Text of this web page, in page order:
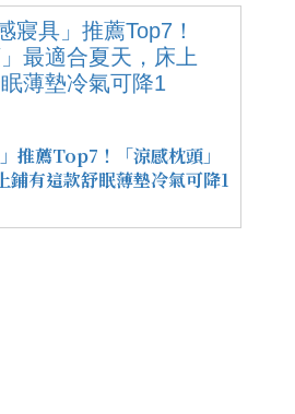
推薦Top7！「涼感枕頭」
鋪有這款舒眠薄墊冷氣可降1